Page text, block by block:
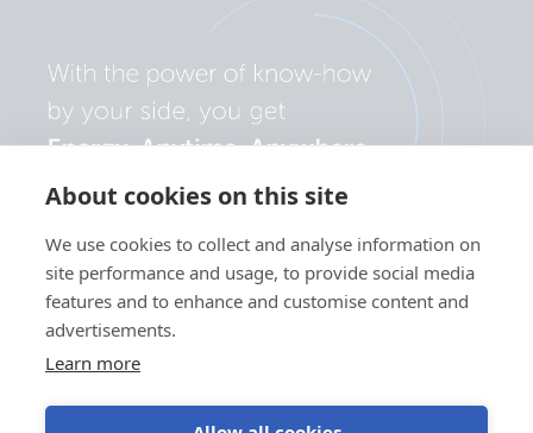
About cookies on this site
We use cookies to collect and analyse information on
site performance and usage, to provide social media
features and to enhance and customise content and
advertisements.
Learn more